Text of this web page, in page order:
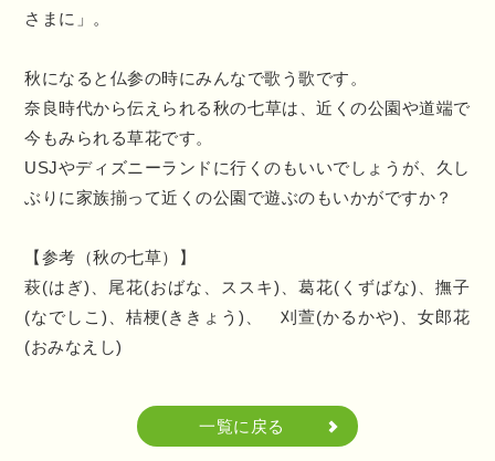
さまに」。
秋になると仏参の時にみんなで歌う歌です。
奈良時代から伝えられる秋の七草は、近くの公園や道端で
今もみられる草花です。
USJやディズニーランドに行くのもいいでしょうが、久し
ぶりに家族揃って近くの公園で遊ぶのもいかがですか？
【参考（秋の七草）】
萩(はぎ)、尾花(おばな、ススキ)、葛花(くずばな)、撫子
(なでしこ)、桔梗(ききょう)、 刈萱(かるかや)、女郎花
(おみなえし)
一覧に戻る